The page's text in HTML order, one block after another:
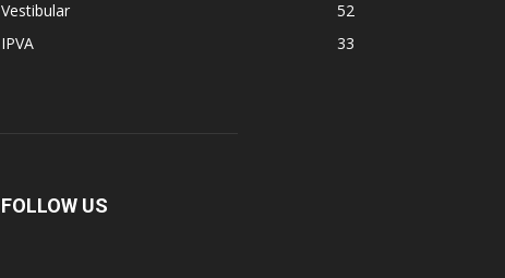
Vestibular
52
IPVA
33
FOLLOW US